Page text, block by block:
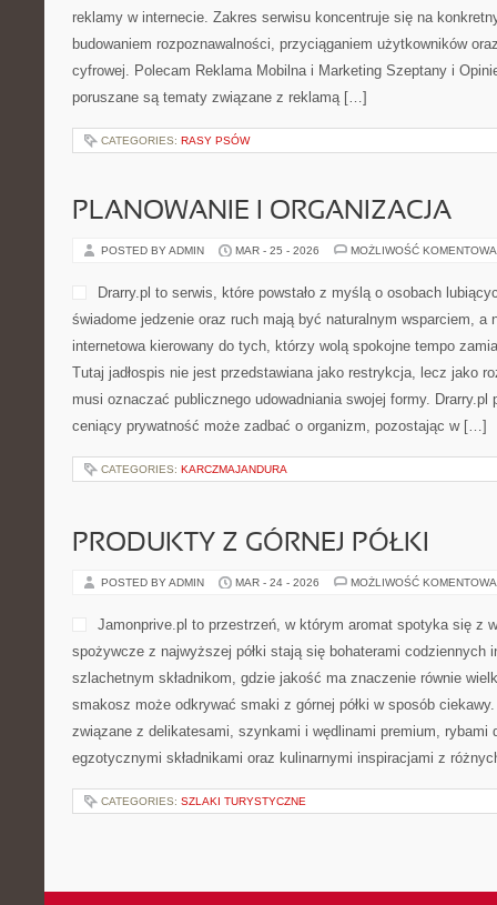
reklamy w internecie. Zakres serwisu koncentruje się na
budowaniem rozpoznawalności, przyciąganiem użytkowników
cyfrowej. Polecam Reklama Mobilna i Marketing Szeptany i
poruszane są tematy związane z reklamą […]
CATEGORIES: RASY PSÓW
PLANOWANIE I ORGANIZACJA
POSTED BY ADMIN MAR - 25 - 2026 MOŻLIWOŚĆ
Drarry.pl to serwis, które powstało z myślą o osobach
świadome jedzenie oraz ruch mają być naturalnym wsparciem, a
internetowa kierowany do tych, którzy wolą spokojne tempo
Tutaj jadłospis nie jest przedstawiana jako restrykcja, lecz jako
musi oznaczać publicznego udowadniania swojej formy. Drarry.pl
ceniący prywatność może zadbać o organizm, pozostając w […]
CATEGORIES: KARCZMAJANDURA
PRODUKTY Z GÓRNEJ PÓŁKI
POSTED BY ADMIN MAR - 24 - 2026 MOŻLIWOŚĆ
Jamonprive.pl to przestrzeń, w którym aromat spotyka się z
spożywcze z najwyższej półki stają się bohaterami codziennych
szlachetnym składnikom, gdzie jakość ma znaczenie równie
smakosz może odkrywać smaki z górnej półki w sposób
związane z delikatesami, szynkami i wędlinami premium, rybami
egzotycznymi składnikami oraz kulinarnymi inspiracjami z
CATEGORIES: SZLAKI TURYSTYCZNE